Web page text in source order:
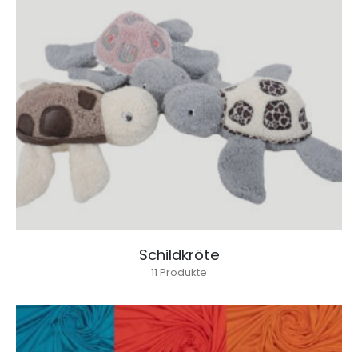
Schildkröte
11 Produkte